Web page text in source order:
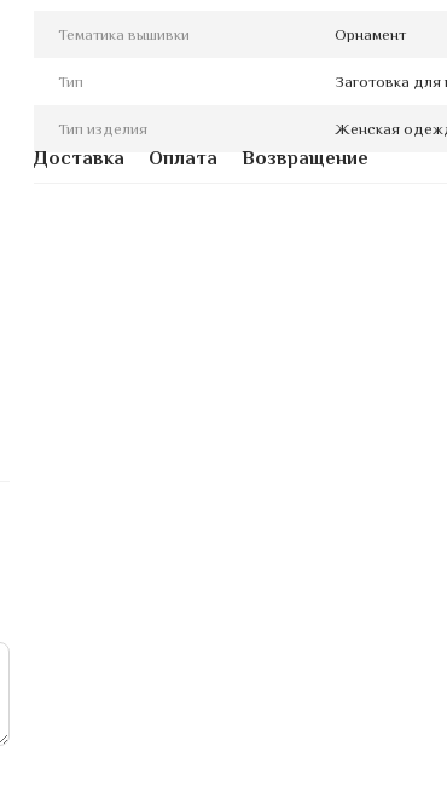
Тематика вышивки Орнамент
Тип Заготовка
Тип изделия Женская
Доставка Оплата Возвращение